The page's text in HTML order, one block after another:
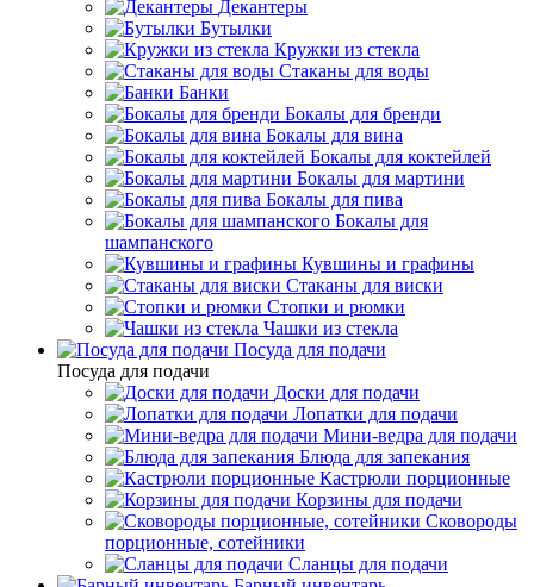
Декантеры
Бутылки
Кружки из стекла
Стаканы для воды
Банки
Бокалы для бренди
Бокалы для вина
Бокалы для коктейлей
Бокалы для мартини
Бокалы для пива
Бокалы для
шампанского
Кувшины и графины
Стаканы для виски
Стопки и рюмки
Чашки из стекла
Посуда для подачи
Посуда для подачи
Доски для подачи
Лопатки для подачи
Мини-ведра для подачи
Блюда для запекания
Кастрюли порционные
Корзины для подачи
Сковороды
порционные, сотейники
Сланцы для подачи